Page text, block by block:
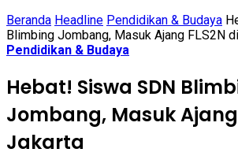
Beranda Headline Pendidikan & Budaya
Blimbing Jombang, Masuk Ajang FLS2N
Pendidikan & Budaya
Hebat! Siswa SDN
Jombang, Masuk Ajang
Jakarta